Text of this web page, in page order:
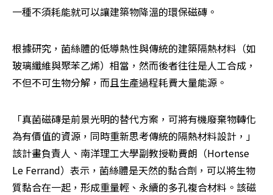
一種不須耗能就可以讓建築物降溫的環保磁磚。
根據研究，菌絲體的低導熱性與傳統的建築隔熱材料（如
玻璃纖維與聚苯乙烯）相當，然而後者往往是人工合成，
不但不可生物分解，而且生產過程耗費大量能源。
「真菌磁磚是前景光明的替代方案，可將有機廢棄物轉化
為有價值的資源，同時重新思考傳統的隔熱材料設計，」
該計畫負責人、南洋理工大學副教授勒費朗（Hortense
Le Ferrand）表示，菌絲體是天然的黏合劑，可以將生物
質黏合在一起，形成重量輕、永續的多孔複合材料。該磁